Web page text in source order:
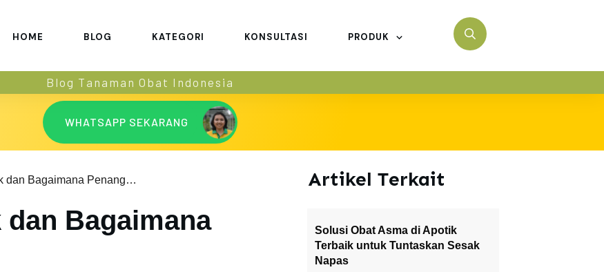
HOME BLOG KATEGORI KONSULTASI PRODUK
Blog Tanaman Obat Indonesia
WHATSAPP SEKARANG
Asma pada Anak dan Bagaimana Penanganannya
Bagaimana
Artikel Terkait
Solusi Obat Asma di Apotik
Terbaik untuk Tuntaskan Sesak
Napas